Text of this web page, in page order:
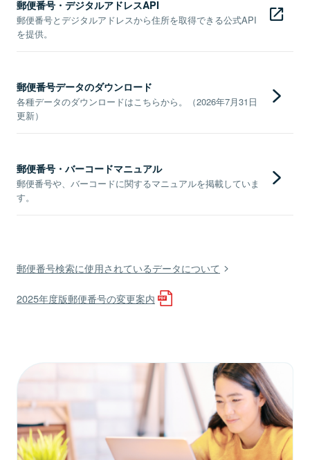
郵便番号・デジタルアドレスAPI
郵便番号とデジタルアドレスから住所を取得できる公式API
を提供。
郵便番号データのダウンロード
各種データのダウンロードはこちらから。（2026年7月31日
更新）
郵便番号・バーコードマニュアル
郵便番号や、バーコードに関するマニュアルを掲載していま
す。
郵便番号検索に使用されているデータについて
2025年度版郵便番号の変更案内